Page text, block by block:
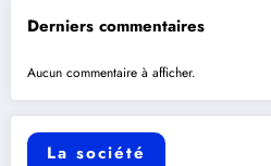
Derniers commentaires
Aucun commentaire à afficher.
La société